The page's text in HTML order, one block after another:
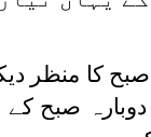
کا منظر
صبح